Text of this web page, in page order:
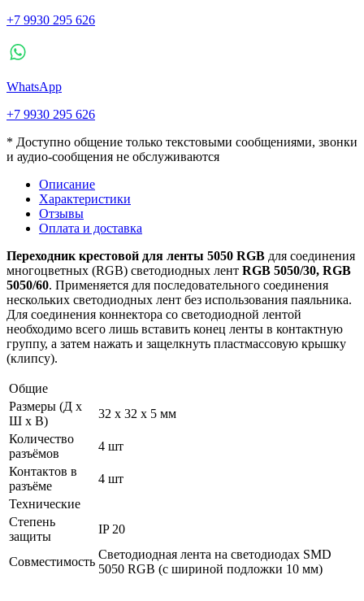
+7 9930 295 626
WhatsApp
+7 9930 295 626
* Доступно общение только текстовыми сообщениями, звонки
и аудио-сообщения не обслуживаются
Описание
Характеристики
Отзывы
Оплата и доставка
Переходник крестовой для ленты 5050 RGB для соединения
многоцветных (RGB) светодиодных лент RGB 5050/30, RGB
5050/60. Применяется для последовательного соединения
нескольких светодиодных лент без использования паяльника.
Для соединения коннектора со светодиодной лентой
необходимо всего лишь вставить конец ленты в контактную
группу, а затем нажать и защелкнуть пластмассовую крышку
(клипсу).
Общие
Размеры (Д х
Ш х В)
32 х 32 х 5 мм
Количество
разъёмов
4 шт
Контактов в
разъёме
4 шт
Технические
Степень
защиты
IP 20
Совместимость
Светодиодная лента на светодиодах SMD
5050 RGB (с шириной подложки 10 мм)